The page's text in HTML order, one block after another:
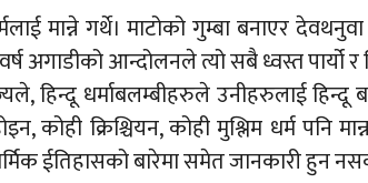
मान्ने गर्थे। माटोको गुम्बा बनाएर देवथनुवा
अगाडीको आन्दोलनले त्यो सबै ध्वस्त पार्यो र
हिन्दू धर्माबलम्बीहरुले उनीहरुलाई हिन्दू
कोही क्रिश्चियन, कोही मुश्लिम धर्म पनि
ईतिहासको बारेमा समेत जानकारी हुन